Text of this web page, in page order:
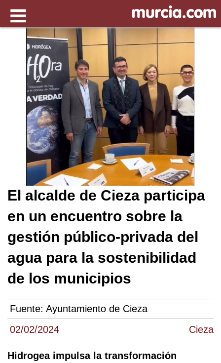
02/02/2024 Cieza
El alcalde de Cieza participa
en un encuentro sobre la
gestión público-privada del
agua para la sostenibilidad
de los municipios
Fuente: Ayuntamiento de Cieza
Hidrogea impulsa la transformación